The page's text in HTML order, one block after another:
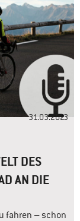
31.03.2023
DES
AN DIE
fahren – schon